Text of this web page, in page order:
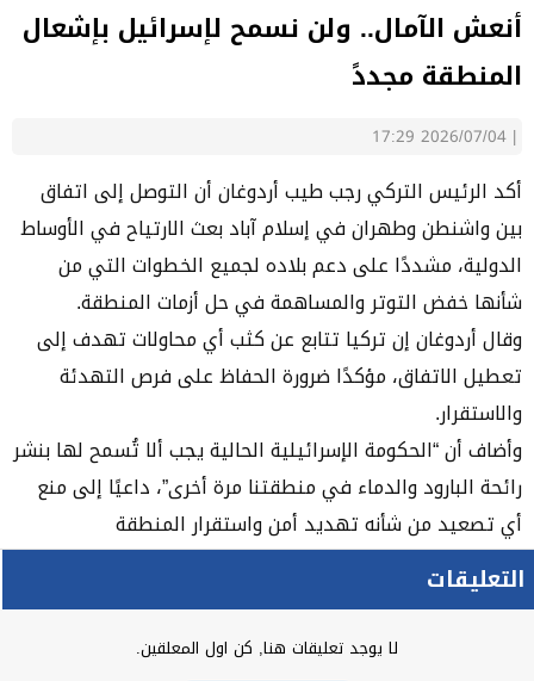
أنعش الآمال.. ولن نسمح لإسرائيل بإشعال
المنطقة مجددً
|
2026/07/04 17:29
أكد الرئيس التركي رجب طيب أردوغان أن التوصل إلى اتفاق
بين واشنطن وطهران في إسلام آباد بعث الارتياح في الأوساط
الدولية، مشددًا على دعم بلاده لجميع الخطوات التي من
شأنها خفض التوتر والمساهمة في حل أزمات المنطقة.
وقال أردوغان إن تركيا تتابع عن كثب أي محاولات تهدف إلى
تعطيل الاتفاق، مؤكدًا ضرورة الحفاظ على فرص التهدئة
والاستقرار.
وأضاف أن “الحكومة الإسرائيلية الحالية يجب ألا تُسمح لها بنشر
رائحة البارود والدماء في منطقتنا مرة أخرى”، داعيًا إلى منع
أي تصعيد من شأنه تهديد أمن واستقرار المنطقة
التعليقات
لا يوجد تعليقات هنا, كن اول المعلقين.